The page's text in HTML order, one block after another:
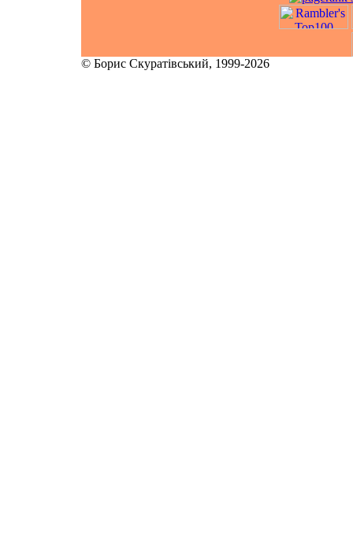
© Борис Скуратівський, 1999-2026